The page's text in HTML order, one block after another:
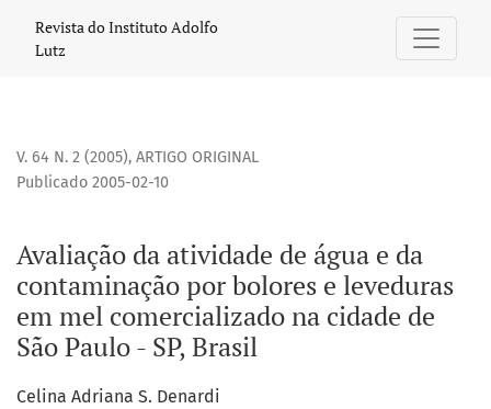
Avaliação da atividade de água e da contaminação por
Revista do Instituto Adolfo
Lutz
V. 64 N. 2 (2005), ARTIGO ORIGINAL
Avaliação da atividade de água e da
contaminação por bolores e leveduras
em mel comercializado na cidade de
São Paulo - SP, Brasil
Publicado 2005-02-10
Celina Adriana S. Denardi